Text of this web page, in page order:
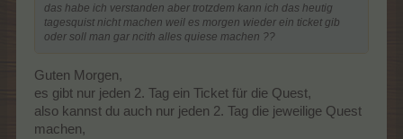
das habe ich verstanden aber trotzdem kann ich das heutig
tagesquist nicht machen weil es morgen wieder ein ticket gib
oder soll man gar ncith alles quiese machen ??
Guten Morgen,
es gibt nur jeden 2. Tag ein Ticket für die Quest,
also kannst du auch nur jeden 2. Tag die jeweilige Quest
machen,